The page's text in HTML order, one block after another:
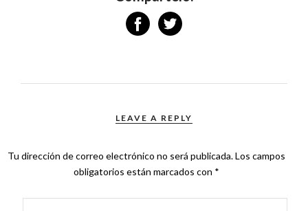
LEAVE A REPLY
Tu dirección de correo electrónico no será publicada.Los campos
obligatorios están marcados con *